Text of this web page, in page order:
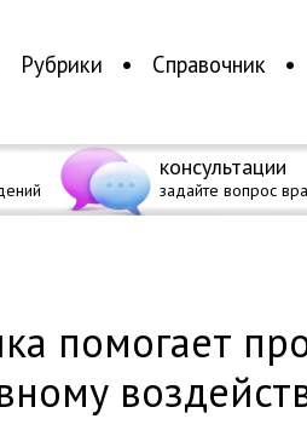
Рубрики Справочник
консультации
задайте вопрос
помогает